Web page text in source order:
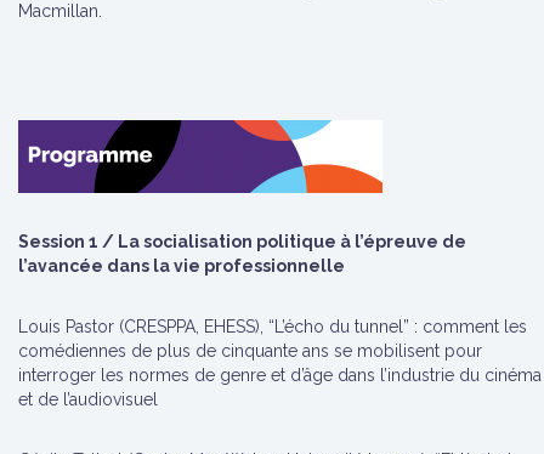
Macmillan.
Session 1 / La socialisation politique à l’épreuve de
l’avancée dans la vie professionnelle
Louis Pastor (CRESPPA, EHESS), “L’écho du tunnel” : comment les
comédiennes de plus de cinquante ans se mobilisent pour
interroger les normes de genre et d’âge dans l’industrie du cinéma
et de l’audiovisuel